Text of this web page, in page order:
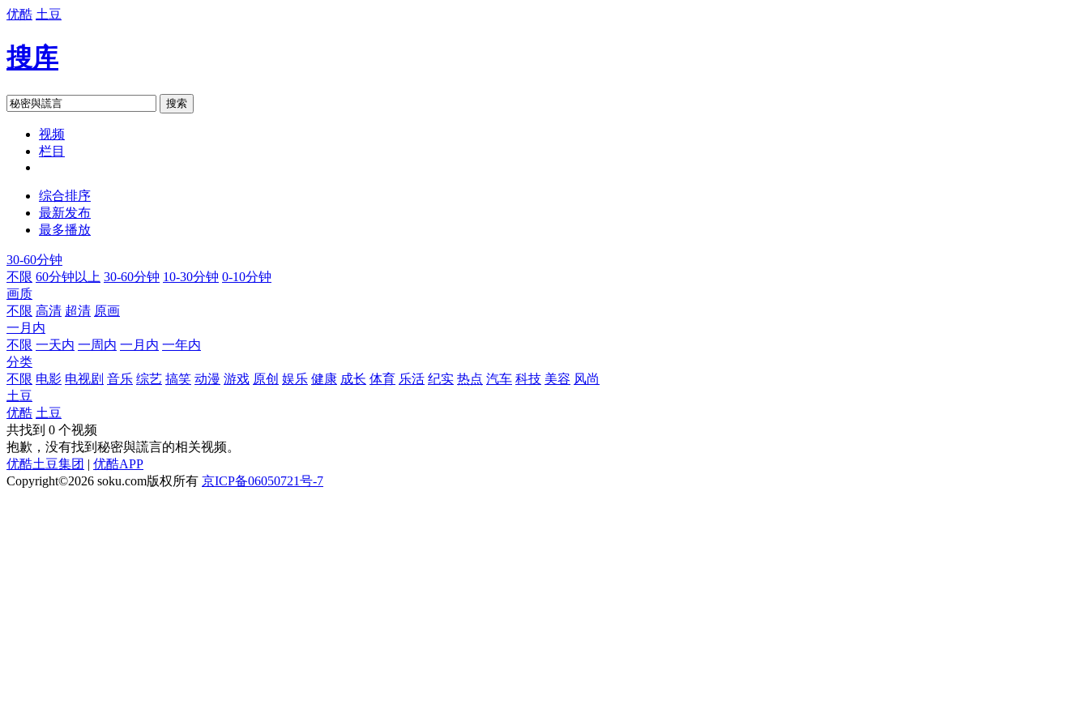
优酷 土豆
搜库
搜索
视频
栏目
综合排序
最新发布
最多播放
30-60分钟
不限 60分钟以上 30-60分钟 10-30分钟 0-10分钟
画质
不限 高清 超清 原画
一月内
不限 一天内 一周内 一月内 一年内
分类
不限 电影 电视剧 音乐 综艺 搞笑 动漫 游戏 原创 娱乐 健康 成长 体育 乐活 纪实 热点 汽车 科技 美容 风尚
土豆
优酷 土豆
共找到 0 个视频
抱歉，没有找到 秘密與謊言的相关视频。
优酷土豆集团 | 优酷APP
Copyright©2026 soku.com版权所有 京ICP备06050721号-7